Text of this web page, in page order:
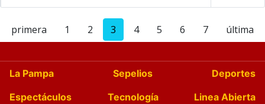
primera 1 2 3 4 5 6 7 última
La Pampa Sepelios
Deportes
Espectáculos
Tecnología
Linea Abierta